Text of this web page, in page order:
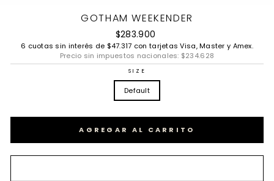
GOTHAM WEEKENDER
Precio
habitual
$283.900
6 cuotas sin interés de $47.317 con tarjetas Visa, Master y Amex.
Precio sin impuestos nacionales: $234.628
SIZE
Default
AGREGAR AL CARRITO